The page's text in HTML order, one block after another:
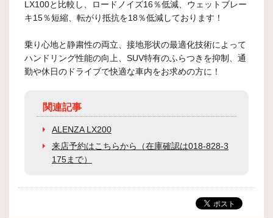
LX100と比較し、ロードノイズ16％低減、ウェットブレー
キ15％短縮、転がり抵抗を18％低減しております！
乗り心地と静粛性の両立、接地形状の最適化技術によって
ハンドリング性能の向上、SUV特有のふらつきを抑制、通
勤や休日のドライブで快適な車内をお求めの方に！
関連記事
ALENZA LX200
来店予約はこちらから（在庫確認は018-828-3
175まで）